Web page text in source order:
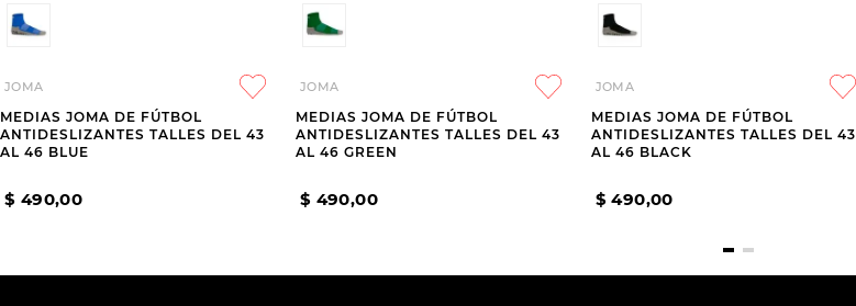
JOMA
MEDIAS JOMA DE FÚTBOL
ANTIDESLIZANTES TALLES DEL 43
AL 46 BLUE
$ 490,00
JOMA
MEDIAS JOMA DE FÚTBOL
ANTIDESLIZANTES TALLES DEL 43
AL 46 GREEN
$ 490,00
JOMA
MEDIAS JOMA DE FÚTBOL
ANTIDESLIZANTES TALLES DEL 43
AL 46 BLACK
$ 490,00